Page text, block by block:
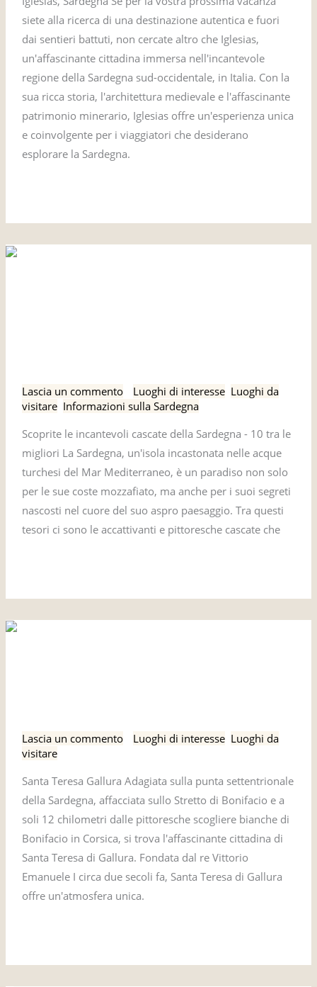
siete alla ricerca di una destinazione autentica e fuori
dai sentieri battuti, non cercate altro che Iglesias,
un'affascinante cittadina immersa nell'incantevole
regione della Sardegna sud-occidentale, in Italia. Con la
sua ricca storia, l'architettura medievale e l'affascinante
patrimonio minerario, Iglesias offre un'esperienza unica
e coinvolgente per i viaggiatori che desiderano
esplorare la Sardegna.
Lascia un commento Luoghi di interesse, Luoghi da
visitare, Informazioni sulla Sardegna
Scoprite le incantevoli cascate della Sardegna - 10 tra le
migliori La Sardegna, un'isola incastonata nelle acque
turchesi del Mar Mediterraneo, è un paradiso non solo
per le sue coste mozzafiato, ma anche per i suoi segreti
nascosti nel cuore del suo aspro paesaggio. Tra questi
tesori ci sono le accattivanti e pittoresche cascate che
Sardegna:
10
migliori
Lascia un commento Luoghi di interesse, Luoghi da
visitare
Santa Teresa Gallura Adagiata sulla punta settentrionale
della Sardegna, affacciata sullo Stretto di Bonifacio e a
soli 12 chilometri dalle pittoresche scogliere bianche di
Bonifacio in Corsica, si trova l'affascinante cittadina di
Santa Teresa di Gallura. Fondata dal re Vittorio
Emanuele I circa due secoli fa, Santa Teresa di Gallura
offre un'atmosfera unica.